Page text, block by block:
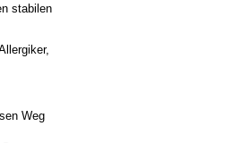
stabilen
Weg